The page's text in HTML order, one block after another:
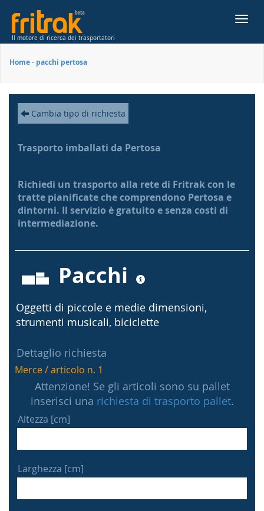
Il motore di ricerca dei trasportatori
Home- pacchi pertosa
Cambia tipo di richiesta
Trasporto imballati da Pertosa
Richiedi un trasporto alla rete di Fritrak con le
tratte pianificate che comprendono Pertosa e
dintorni. Il servizio è gratuito e senza costi di
intermediazione.
Pacchi
Oggetti di piccole e medie dimensioni,
strumenti musicali, biciclette
Dettaglio richiesta
Merce / articolo n. 1
Attenzione! Se gli articoli sono su pallet
inserisci una richiesta di trasporto pallet.
Altezza [cm]
Larghezza [cm]